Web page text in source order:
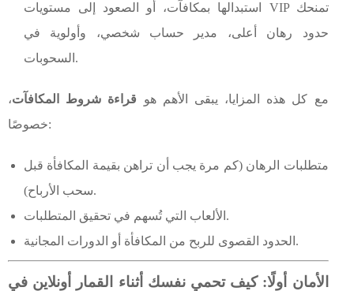
استبدالها بمكافآت، أو الصعود إلى مستويات VIP تمنحك
حدود رهان أعلى، مدير حساب شخصي، وأولوية في
السحوبات.
مع كل هذه المزايا، يبقى الأهم هو قراءة شروط المكافآت،
خصوصًا:
متطلبات الرهان (كم مرة يجب أن تراهن بقيمة المكافأة قبل
سحب الأرباح).
الألعاب التي تُسهم في تحقيق المتطلبات.
الحدود القصوى للربح من المكافأة أو الدورات المجانية.
الأمان أولًا: كيف تحمي نفسك أثناء القمار أونلاين في